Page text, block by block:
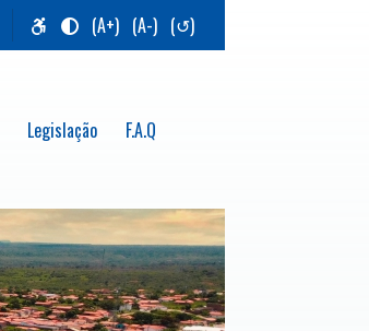
(A+) (A-) (↺)
Legislação F.A.Q